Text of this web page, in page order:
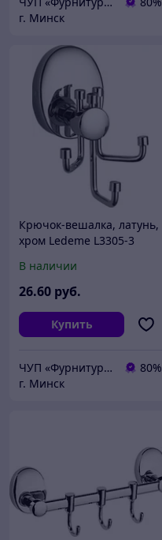
г. Минск
Крючок-вешалка, латунь,
хром Ledeme L3305-3
В наличии
26.60 руб.
Купить
ЧУП «Фурнитурка-бай»
80%
г. Минск